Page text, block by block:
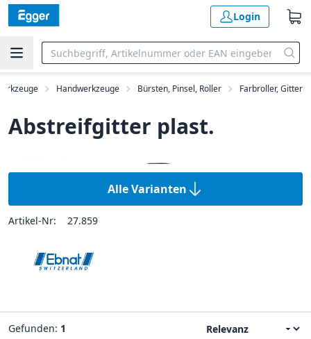
Login
Handwerkzeuge Bürsten, Pinsel, Roller Farbroller, Gitter
Abstreifgitter plast.
Alle Varianten
Artikel-Nr: 27.859
Gefunden: 1